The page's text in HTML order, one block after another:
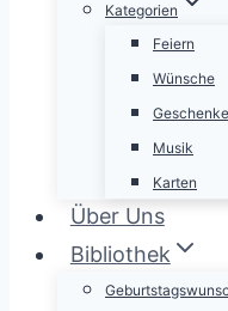
Kategorien
Feiern
Wünsche
Geschenke
Musik
Karten
Über Uns
Bibliothek